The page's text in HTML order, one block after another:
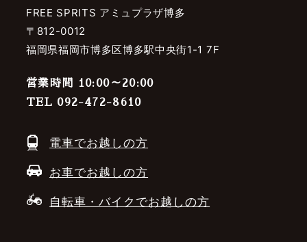
FREE SPRITS アミュプラザ博多
〒812-0012
福岡県福岡市博多区博多駅中央街1-1 7F
営業時間 10:00～20:00
TEL 092-472-8610
電車でお越しの方
お車でお越しの方
自転車・バイクでお越しの方